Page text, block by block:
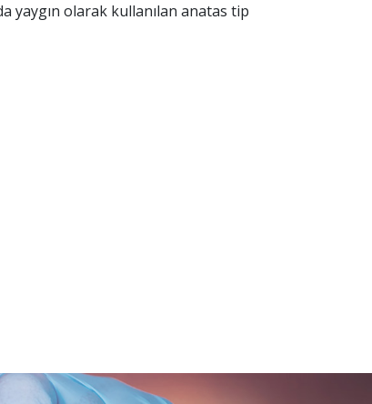
yaygın olarak kullanılan anatas tip